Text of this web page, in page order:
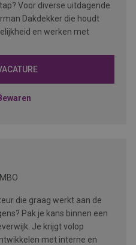
Voor diverse uitdagende
Dakdekker die houdt
en werken met
MBO
die graag werkt aan de
Pak je kans binnen een
Je krijgt volop
met interne en